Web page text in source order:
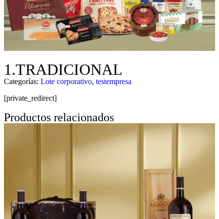
1.TRADICIONAL
Categorías: Lote corporativo, testempresa
[private_redirect]
Productos relacionados